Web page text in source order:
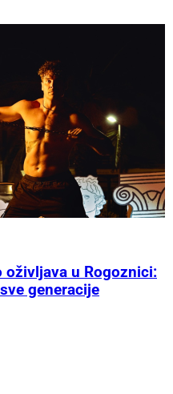
oživljava u Rogoznici:
generacije